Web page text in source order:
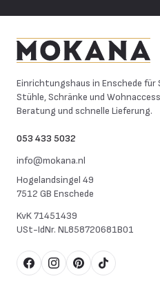
Einrichtungshaus in Enschede für
Stühle, Schränke und
Beratung und schnelle Lieferung.
053 433 5032
info@mokana.nl
Hogelandsingel 49
7512 GB Enschede
KvK71451439
USt-IdNr. NL858720681B01
FacebookInstagram
Pinterest
TikTok